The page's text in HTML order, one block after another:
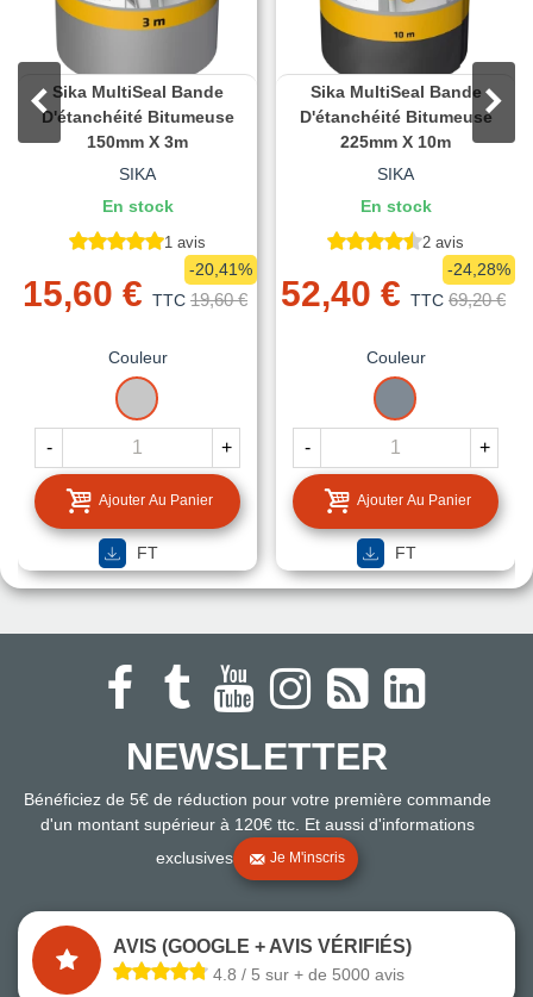
Sika MultiSeal Bande
D'étanchéité Bitumeuse
150mm X 3m
SIKA
En stock
1 avis
15,60 € TTC 19,60 €
-20,41%
Couleur
ALUMINIUM
- +
Ajouter Au Panier
FT
Sika MultiSeal Bande
D'étanchéité Bitumeuse
225mm X 10m
SIKA
En stock
2 avis
52,40 € TTC 69,20 €
-24,28%
Couleur
GRIS
- +
Ajouter Au Panier
FT
NEWSLETTER
Bénéficiez de 5€ de réduction pour votre première commande
d'un montant supérieur à 120€ ttc. Et aussi d'informations
exclusives
Je M'inscris
AVIS (GOOGLE + AVIS VÉRIFIÉS)
4.8 / 5 sur + de 5000 avis